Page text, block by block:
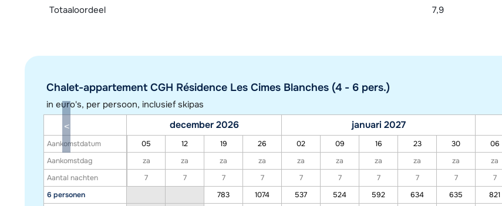
Totaaloordeel
7,9
Chalet-appartement CGH Résidence Les Cimes Blanches (4 - 6 pers.)
in euro's, per persoon, inclusief skipas
Aankomstdatum
Aankomstdag
Aantal nachten
6 personen
december 2026 januari 2027
05 12 19 26 02 09 16 23 30 06
za
za za za za za za za za za
7
7 7 7 7 7 7 7 7 7
783
1074 537 524 592 634 635 821